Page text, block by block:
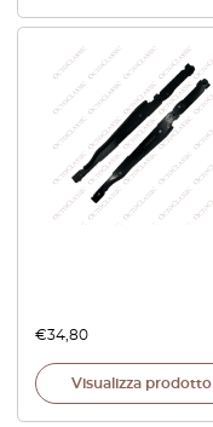
€34,80
Visualizza prodotto